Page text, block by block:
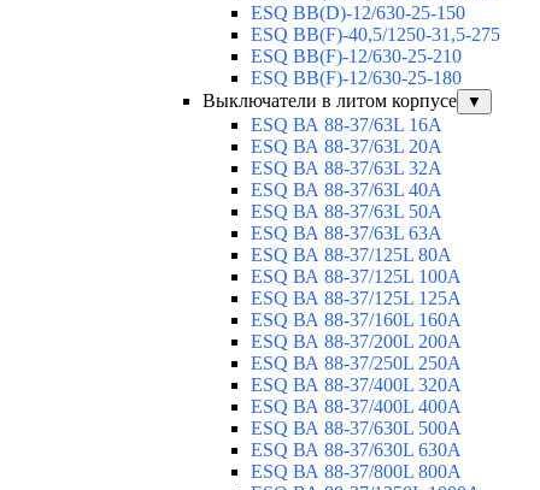
ESQ BB(D)-12/630-25-150
ESQ ВВ(F)-40,5/1250-31,5-275
ESQ ВВ(F)-12/630-25-210
ESQ ВВ(F)-12/630-25-180
Выключатели в литом корпусе
▼
ESQ ВА 88-37/63L 16A
ESQ ВА 88-37/63L 20A
ESQ ВА 88-37/63L 32A
ESQ ВА 88-37/63L 40A
ESQ ВА 88-37/63L 50A
ESQ ВА 88-37/63L 63A
ESQ ВА 88-37/125L 80A
ESQ ВА 88-37/125L 100A
ESQ ВА 88-37/125L 125A
ESQ ВА 88-37/160L 160A
ESQ ВА 88-37/200L 200A
ESQ ВА 88-37/250L 250A
ESQ ВА 88-37/400L 320A
ESQ ВА 88-37/400L 400A
ESQ ВА 88-37/630L 500A
ESQ ВА 88-37/630L 630A
ESQ ВА 88-37/800L 800A